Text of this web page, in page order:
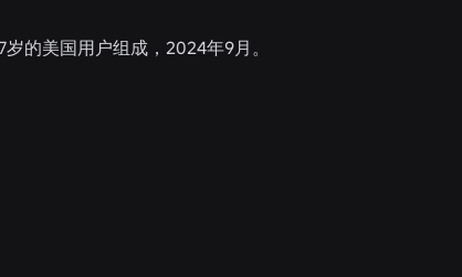
的美国用户组成，2024年9月。